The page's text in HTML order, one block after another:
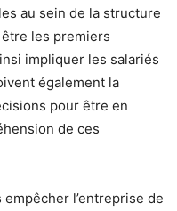
au sein de la structure
les premiers
impliquer les salariés
également la
pour être en
de ces
l’entreprise de